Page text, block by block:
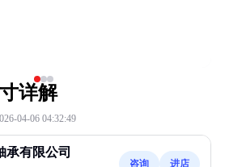
详解
04-06 04:32:49
承有限公司
咨询 进店